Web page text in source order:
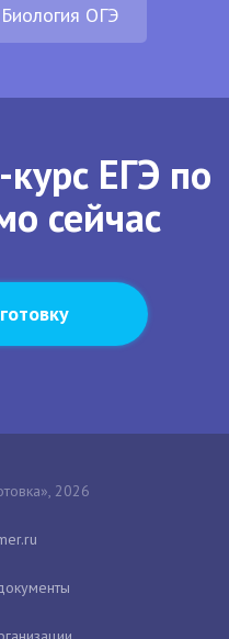
Биология ОГЭ
ЕГЭ по
сейчас
2026